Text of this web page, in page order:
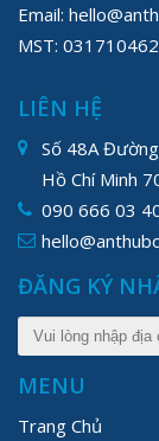
Email:
MST:
LIÊN HỆ
Số 48A
Hồ Chí Minh
090 666 03
ĐĂNG KÝ
MENU
Trang Chủ